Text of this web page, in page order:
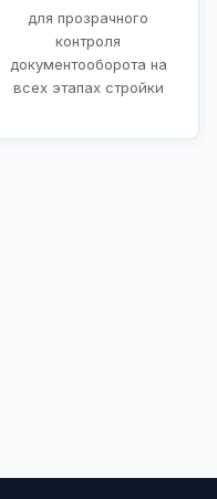
для прозрачного
контроля
документооборота на
всех этапах стройки